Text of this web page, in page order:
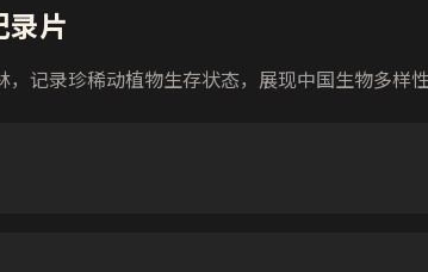
片
记录珍稀动植物生存状态，展现中国生物多样